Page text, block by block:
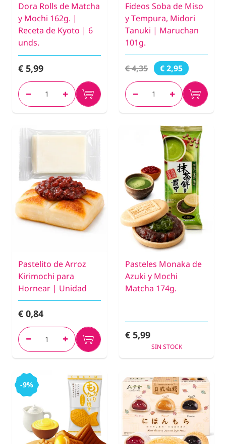
Dora Rolls de Matcha
y Mochi 162g. |
Receta de Kyoto | 6
unds.
€ 5,99
Fideos Soba de Miso
y Tempura, Midori
Tanuki | Maruchan
101g.
€ 4,35 € 2,95
Pastelito de Arroz
Kirimochi para
Hornear | Unidad
€ 0,84
Pasteles Monaka de
Azuki y Mochi
Matcha 174g.
€ 5,99
SIN STOCK
-9%